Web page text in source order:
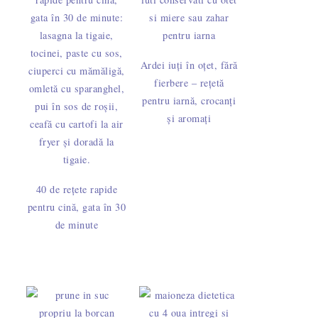
cu mentă şi fistic
cu portocale
cu unt şi vanilie
40 de rețete rapide
pentru cină, gata în 30
de minute
Ardei iuți în oțet, fără
fierbere – rețetă
pentru iarnă, crocanți
și aromați